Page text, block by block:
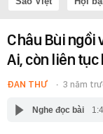
Châu Bùi ngồi
Ai, còn liên
ĐAN THƯ 3 năm
Nghe đọc bài